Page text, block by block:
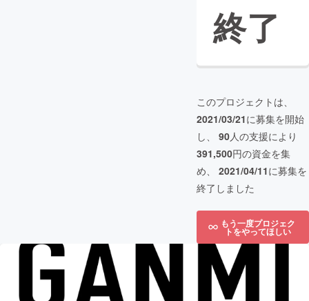
終了
このプロジェクトは、
2021/03/21に募集を開始
し、 90人の支援により
391,500円の資金を集
め、 2021/04/11に募集を
終了しました
もう一度プロジェク
トをやってほしい